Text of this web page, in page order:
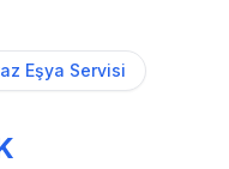
Eşya Servisi